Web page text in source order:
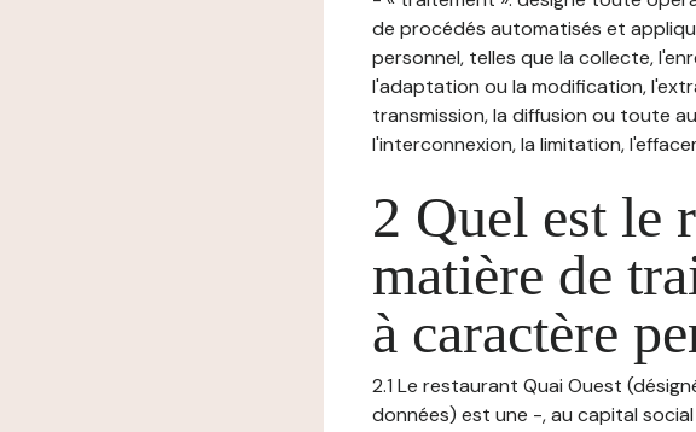
de procédés automatisés et
personnel, telles que la collecte,
l'adaptation ou la modification,
transmission, la diffusion ou toute
l'interconnexion, la limitation,
2 Quel est le
matière de
à caractère
2.1 Le restaurant Quai Ouest
données) est une -, au capital